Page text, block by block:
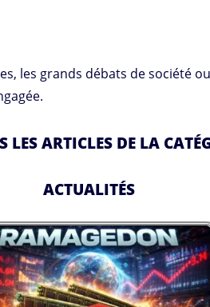
les grands débats de société
LES ARTICLES DE LA
ACTUALITÉS